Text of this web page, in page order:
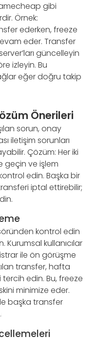
gibi
Örnek:
ederken, freeze
eder. Transfer
güncelleyin
izleyin. Bu
eğer doğru takip
Önerileri
sorun, onay
iletişim sorunları
Çözüm: Her iki
geçin ve işlem
edin. Başka bir
iptal ettirebilir;
kontrol edin
kullanıcılar
ile ön görüşme
transfer, hafta
edin. Bu, freeze
minimize eder.
başka transfer